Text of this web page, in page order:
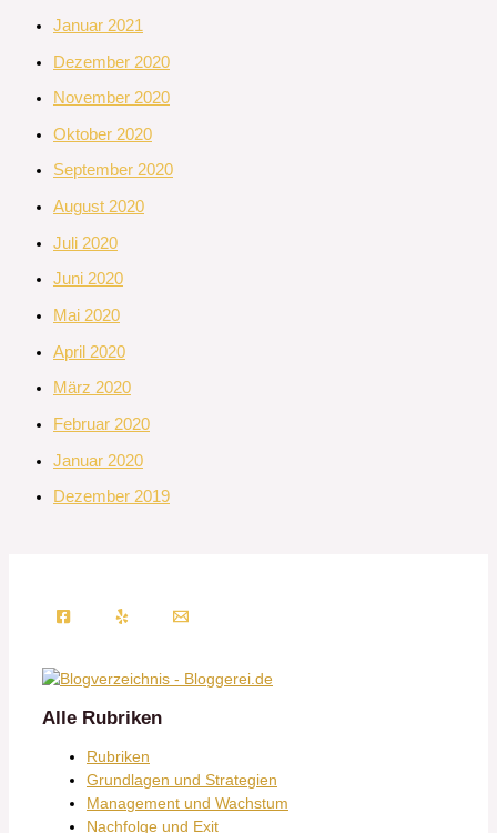
Januar 2021
Dezember 2020
November 2020
Oktober 2020
September 2020
August 2020
Juli 2020
Juni 2020
Mai 2020
April 2020
März 2020
Februar 2020
Januar 2020
Dezember 2019
Alle Rubriken
Rubriken
Grundlagen und Strategien
Management und Wachstum
Nachfolge und Exit